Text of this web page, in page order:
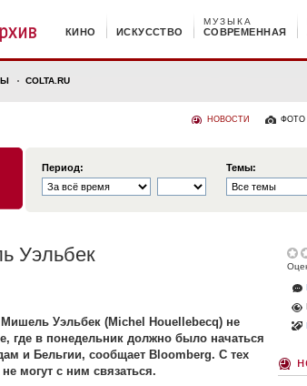
КИНО ИСКУССТВО СОВРЕМЕННАЯ
МУЗЫКА
COLTA.RU
НОВОСТИ ФОТО
Период: Темы:
Уэльбек
Уэльбек (Michel Houellebecq) не
где в понедельник должно было начаться
и Бельгии, сообщает Bloomberg. С тех
могут с ним связаться.